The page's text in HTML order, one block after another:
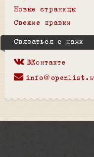
Новые страницы
Свежие правки
Связаться с нами
ВКонтакте